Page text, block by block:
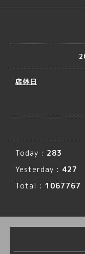
店休日
Today : 283
Yesterday : 427
Total : 1067767